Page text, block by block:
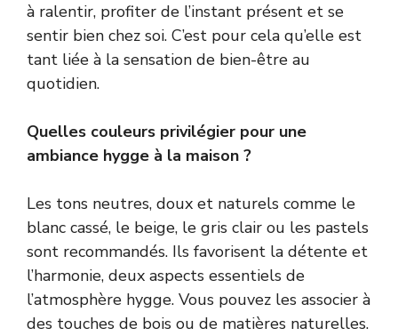
à ralentir, profiter de l’instant présent et se
sentir bien chez soi. C’est pour cela qu’elle est
tant liée à la sensation de bien-être au
quotidien.
Quelles couleurs privilégier pour une
ambiance hygge à la maison ?
Les tons neutres, doux et naturels comme le
blanc cassé, le beige, le gris clair ou les pastels
sont recommandés. Ils favorisent la détente et
l’harmonie, deux aspects essentiels de
l’atmosphère hygge. Vous pouvez les associer à
des touches de bois ou de matières naturelles.